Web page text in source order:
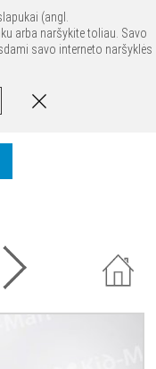
(angl.
arba naršykite toliau. Savo
savo interneto naršyklės